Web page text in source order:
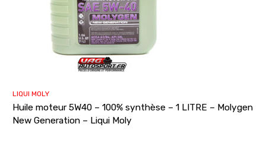
LIQUI MOLY
Huile moteur 5W40 – 100% synthèse – 1 LITRE – Molygen
New Generation – Liqui Moly